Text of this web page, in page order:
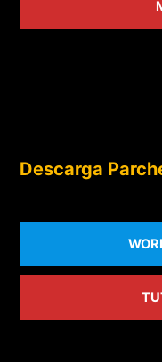
Descarga